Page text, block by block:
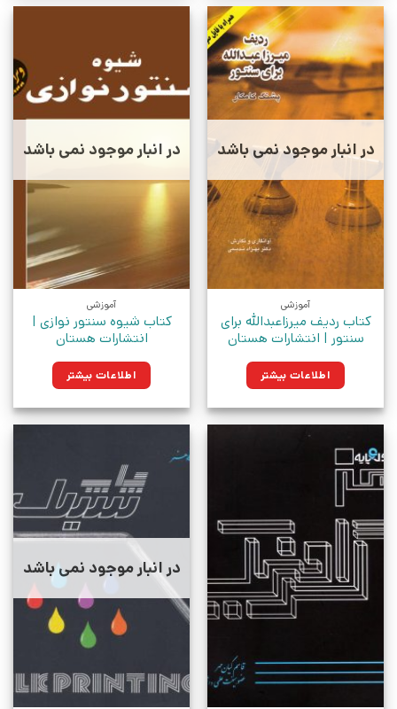
در انبار موجود نمی باشد
آموزشی
کتاب ردیف میرزاعبدالله برای
سنتور | انتشارات هستان
اطلاعات بیشتر
در انبار موجود نمی باشد
آموزشی
کتاب شیوه سنتور نوازی |
انتشارات هستان
اطلاعات بیشتر
در انبار موجود نمی باشد